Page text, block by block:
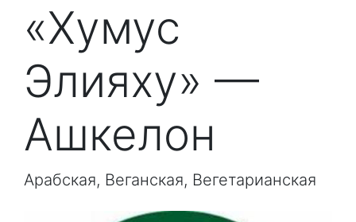
«Хумус
Элияху» —
Ашкелон
Арабская, Веганская, Вегетарианская